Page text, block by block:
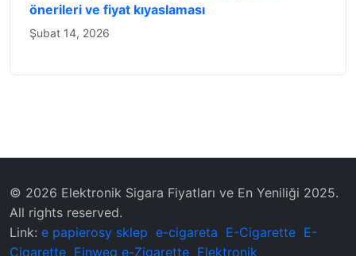
önerileri ve fiyat kıyaslaması
Şubat 14, 2026
© 2026 Elektronik Sigara Fiyatları ve En Yeniliği 2025.
All rights reserved.
Link: e papierosy sklep e-cigareta E-Cigarette E-
Cigarette Einweg e-Zigarette Elektronik